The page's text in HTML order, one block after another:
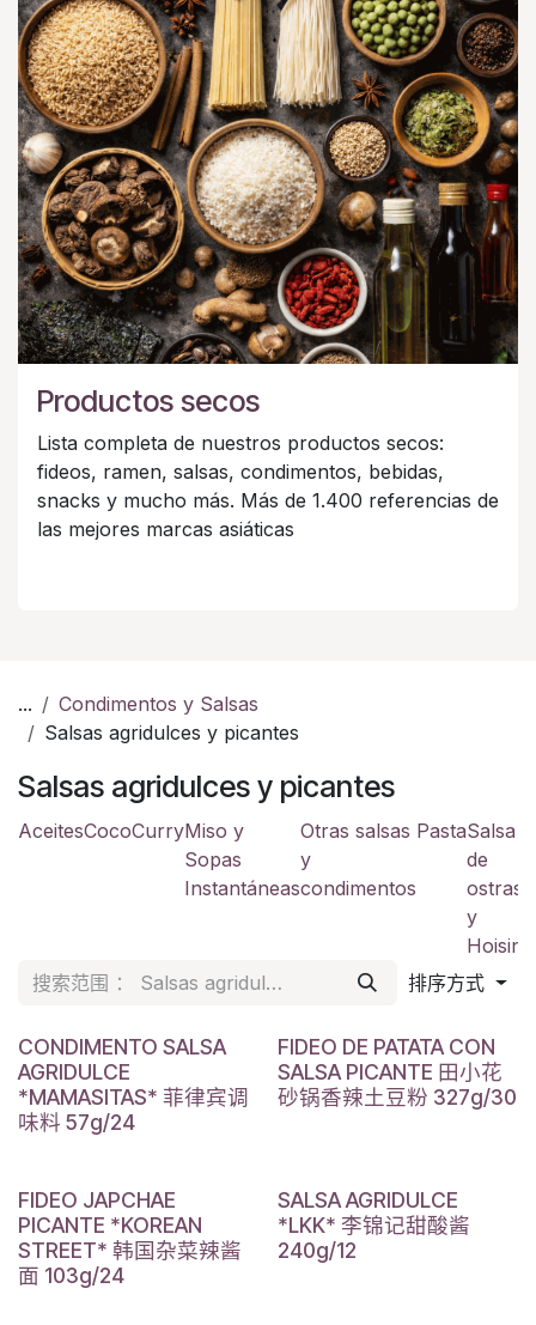
Productos secos
Lista completa de nuestros productos secos:
fideos, ramen, salsas, condimentos, bebidas,
snacks y mucho más. Más de 1.400 referencias de
las mejores marcas asiáticas
...
Condimentos y Salsas
Salsas agridulces y picantes
Salsas agridulces y picantes
AceitesCocoCurryMiso y
Sopas
Instantáneas
Otras salsas
y
condimentos
PastaSalsa
de
ostras
y
Hoisin
排序方式
CONDIMENTO SALSA
AGRIDULCE
*MAMASITAS* 菲律宾调
味料 57g/24
FIDEO DE PATATA CON
SALSA PICANTE 田小花
砂锅香辣土豆粉 327g/30
FIDEO JAPCHAE
PICANTE *KOREAN
STREET* 韩国杂菜辣酱
面 103g/24
SALSA AGRIDULCE
*LKK* 李锦记甜酸酱
240g/12